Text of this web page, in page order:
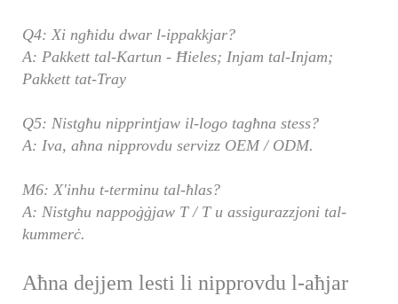
Q4: Xi ngħidu dwar l-ippakkjar?
A: Pakkett tal-Kartun - Ħieles; Injam tal-Injam;
Pakkett tat-Tray
Q5: Nistgħu nipprintjaw il-logo tagħna stess?
A: Iva, aħna nipprovdu servizz OEM / ODM.
M6: X'inhu t-terminu tal-ħlas?
A: Nistgħu nappoġġjaw T / T u assigurazzjoni tal-
kummerċ.
Aħna dejjem lesti li nipprovdu l-aħjar